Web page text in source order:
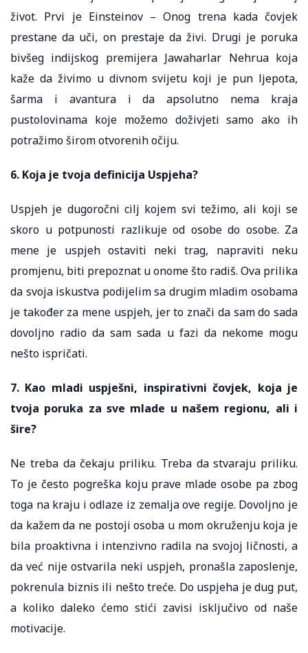
život. Prvi je Einsteinov – Onog trena kada čovjek
prestane da uči, on prestaje da živi. Drugi je poruka
bivšeg indijskog premijera Jawaharlar Nehrua koja
kaže da živimo u divnom svijetu koji je pun ljepota,
šarma i avantura i da apsolutno nema kraja
pustolovinama koje možemo doživjeti samo ako ih
potražimo širom otvorenih očiju.
6. Koja je tvoja definicija Uspjeha?
Uspjeh je dugoročni cilj kojem svi težimo, ali koji se
skoro u potpunosti razlikuje od osobe do osobe. Za
mene je uspjeh ostaviti neki trag, napraviti neku
promjenu, biti prepoznat u onome što radiš. Ova prilika
da svoja iskustva podijelim sa drugim mladim osobama
je također za mene uspjeh, jer to znači da sam do sada
dovoljno radio da sam sada u fazi da nekome mogu
nešto ispričati.
7. Kao mladi uspješni, inspirativni čovjek, koja je
tvoja poruka za sve mlade u našem regionu, ali i
šire?
Ne treba da čekaju priliku. Treba da stvaraju priliku.
To je često pogreška koju prave mlade osobe pa zbog
toga na kraju i odlaze iz zemalja ove regije. Dovoljno je
da kažem da ne postoji osoba u mom okruženju koja je
bila proaktivna i intenzivno radila na svojoj ličnosti, a
da već nije ostvarila neki uspjeh, pronašla zaposlenje,
pokrenula biznis ili nešto treće. Do uspjeha je dug put,
a koliko daleko ćemo stići zavisi isključivo od naše
motivacije.